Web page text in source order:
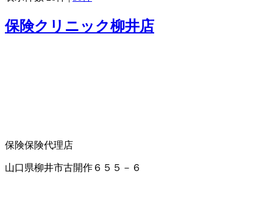
保険クリニック柳井店
保険保険代理店
山口県柳井市古開作６５５－６